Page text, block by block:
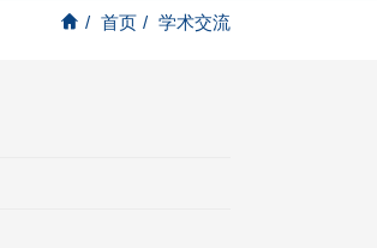
/ 首页 / 学术交流